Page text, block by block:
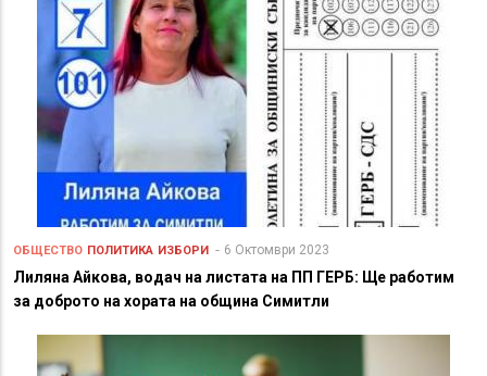
ОБЩЕСТВО ПОЛИТИКА ИЗБОРИ 6 Октомври 2023
Лиляна Айкова, водач на листата на ПП ГЕРБ: Ще работим
за доброто на хората на община Симитли